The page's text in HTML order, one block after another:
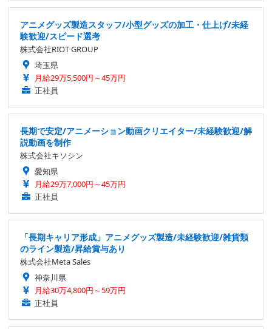
アニメグッズ製造スタッフ/小型グッズの加工・仕上げ/未経
験歓迎/スピード選考
株式会社RIOT GROUP
埼玉県
月給29万5,500円～45万円
正社員
長期で安定/アニメーション動画クリエイター/未経験歓迎/解
説動画を制作
株式会社キソシン
愛知県
月給29万7,000円～45万円
正社員
「長期キャリア形成」アニメグッズ製造/未経験歓迎/雑貨類
のライン製造/昇給賞与あり
株式会社Meta Sales
神奈川県
月給30万4,800円～59万円
正社員